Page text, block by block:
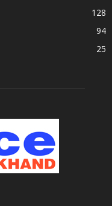
128
94
25